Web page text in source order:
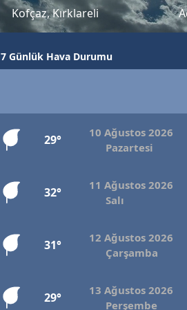
Kofçaz, Kırklareli
7 Günlük Hava Durumu
29°
10 Ağustos 2026
Pazartesi
32°
11 Ağustos 2026
Salı
31°
12 Ağustos 2026
Çarşamba
29°
13 Ağustos 2026
Perşembe